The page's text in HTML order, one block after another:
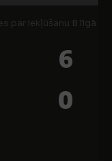
par iekļūšanu B līgā
6
0